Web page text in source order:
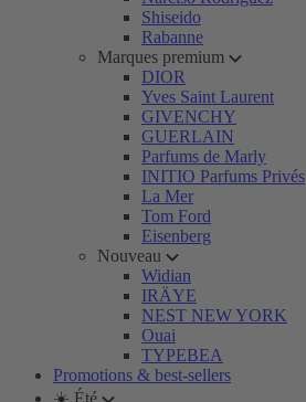
Shiseido
Rabanne
Marques premium
DIOR
Yves Saint Laurent
GIVENCHY
GUERLAIN
Parfums de Marly
INITIO Parfums Privés
La Mer
Tom Ford
Eisenberg
Nouveau
Widian
IRÄYE
NEST NEW YORK
Ouai
TYPEBEA
Promotions & best-sellers
☀️ Été